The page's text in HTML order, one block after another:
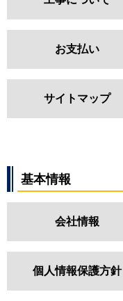
お支払い
サイトマップ
基本情報
会社情報
個人情報保護方針